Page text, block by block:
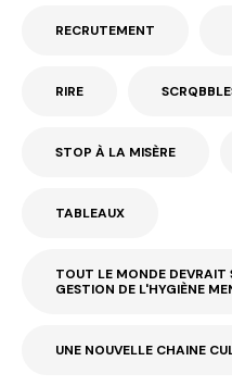
RECRUTEMENT
RIRE
STOP À LA MISÈRE
TABLEAUX
TOUT LE MONDE DEVRAIT
GESTION DE L'HYGIÈNE
UNE NOUVELLE CHAINE